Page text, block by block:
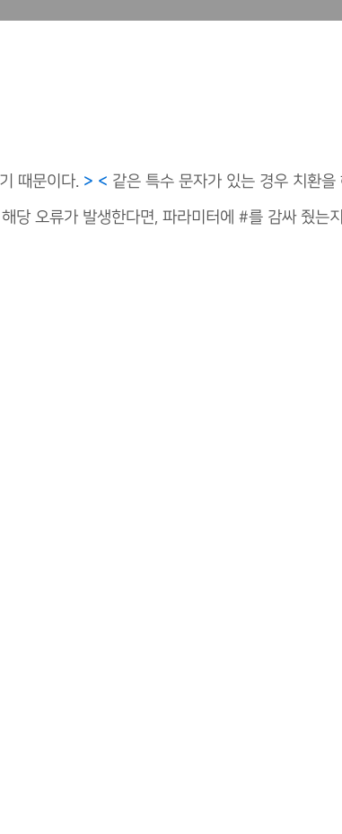
때문이다. > < 같은 특수 문자가 있는 경우 치환을
당 오류가 발생한다면, 파라미터에 #를 감싸 줬는